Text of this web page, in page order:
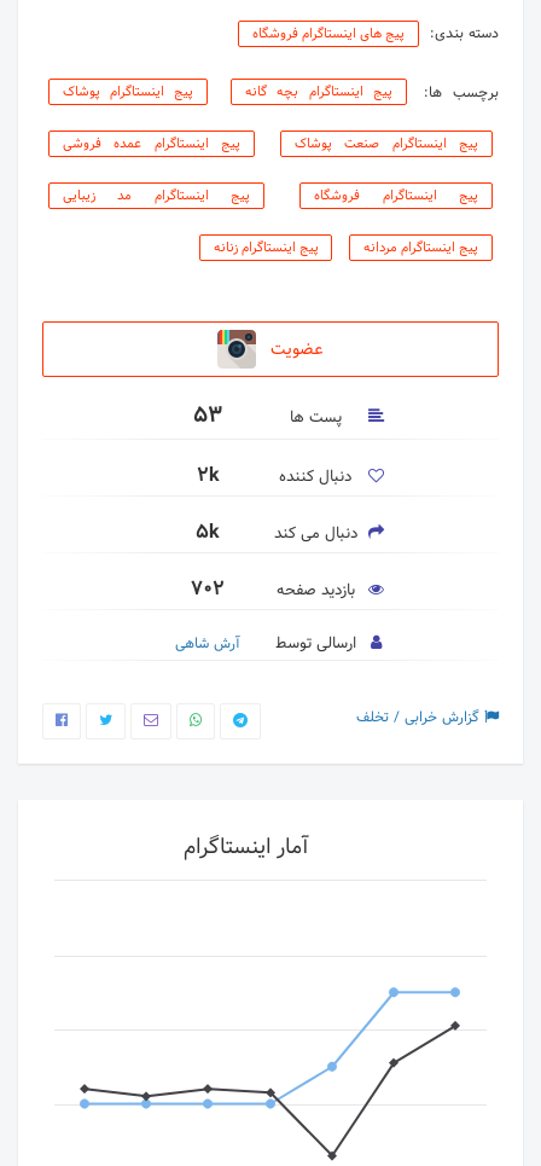
دسته بندی: پیج های اینستاگرام فروشگاه
برچسب ها: پیج اینستاگرام بچه گانه پیج اینستاگرام پوشاک
پیج اینستاگرام صنعت پوشاک پیج اینستاگرام عمده فروشی
پیج اینستاگرام فروشگاه پیج اینستاگرام مد زیبایی
پیج اینستاگرام مردانه پیج اینستاگرام زنانه
عضویت
پست ها 53
دنبال کننده 2k
دنبال می کند 5k
بازدید صفحه 702
ارسالی توسط آرش شاهی
گزارش خرابی / تخلف
آمار اینستاگرام